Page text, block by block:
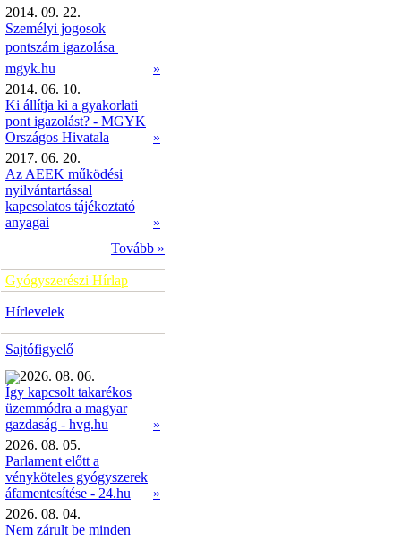
2014. 09. 22.
Személyi jogosok
pontszám igazolása 
mgyk.hu
»
2014. 06. 10.
Ki állítja ki a gyakorlati
pont igazolást? - MGYK
Országos Hivatala
»
2017. 06. 20.
Az AEEK működési
nyilvántartással
kapcsolatos tájékoztató
anyagai
»
Tovább »
Gyógyszerészi Hírlap
Hírlevelek
Sajtófigyelő
2026. 08. 06.
Így kapcsolt takarékos
üzemmódra a magyar
gazdaság - hvg.hu
»
2026. 08. 05.
Parlament előtt a
vényköteles gyógyszerek
áfamentesítése - 24.hu
»
2026. 08. 04.
Nem zárult be minden